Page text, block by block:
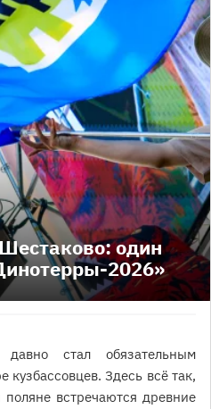
один
2026»
давно стал обязательным
кузбассовцев. Здесь всё так,
встречаются древние